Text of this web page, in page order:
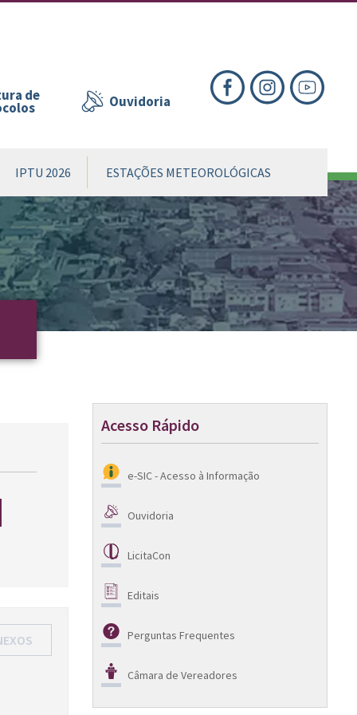
de Ouvidoria
IPTU 2026 ESTAÇÕES METEOROLÓGICAS
Acesso Rápido
e-SIC - Acesso à Informação
Ouvidoria
LicitaCon
Editais
Perguntas Frequentes
Câmara de Vereadores